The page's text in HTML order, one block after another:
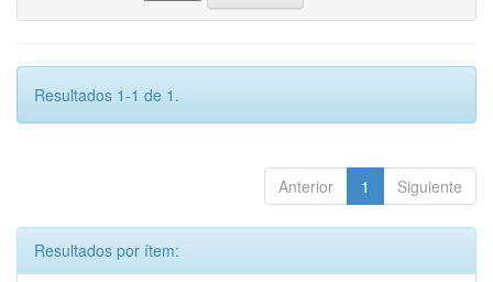
Resultados 1-1 de 1.
Anterior 1 Siguiente
Resultados por ítem: